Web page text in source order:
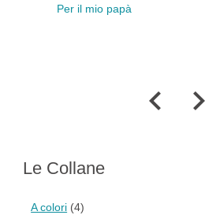
Per il mio papà
Le Collane
A colori (4)